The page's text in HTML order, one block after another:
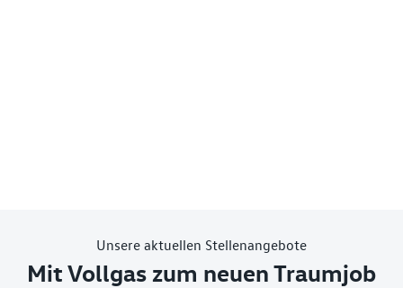
Unsere aktuellen Stellenangebote
Mit Vollgas zum neuen Traumjob